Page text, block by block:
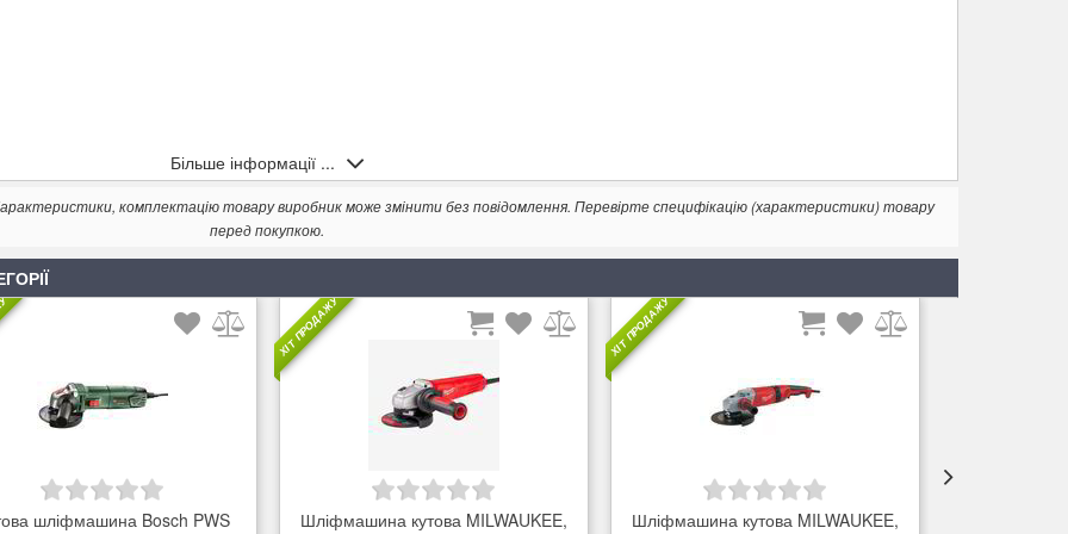
Більше інформації ...
комплектацію товару виробник може змінити без повідомлення. Перевірте специфікацію (характеристики) товару
перед покупкою.
шліфмашина Bosch PWS
ХІТ ПРОДАЖУ
Шліфмашина кутова MILWAUKEE,
ХІТ ПРОДАЖУ
Шліфмашина кутова MILWAUKEE,